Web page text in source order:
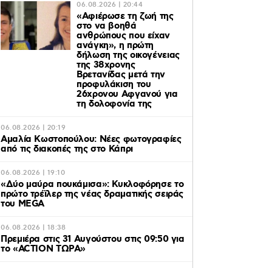
06.08.2026 | 20:44
«Αφιέρωσε τη ζωή της
στο να βοηθά
ανθρώπους που είχαν
ανάγκη», η πρώτη
δήλωση της οικογένειας
της 38χρονης
Βρετανίδας μετά την
προφυλάκιση του
26χρονου Αφγανού για
τη δολοφονία της
06.08.2026 | 20:19
Αμαλία Κωστοπούλου: Νέες φωτογραφίες
από τις διακοπές της στο Κάπρι
06.08.2026 | 19:10
«Δύο μαύρα πουκάμισα»: Κυκλοφόρησε το
πρώτο τρέϊλερ της νέας δραματικής σειράς
του MEGA
06.08.2026 | 18:38
Πρεμιέρα στις 31 Αυγούστου στις 09:50 για
το «ACTION ΤΩΡΑ»